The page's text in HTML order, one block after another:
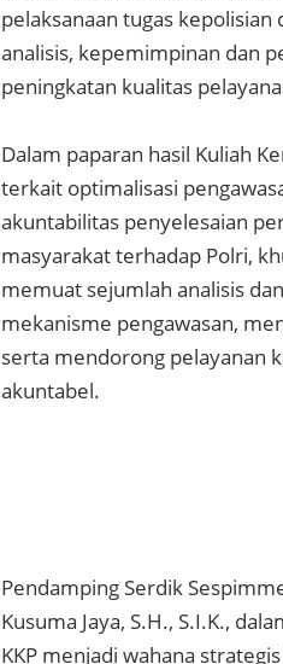
pelaksanaan tugas
analisis, kepemimpinan dan
peningkatan kualitas
Dalam paparan hasil Kuliah
terkait optimalisasi
akuntabilitas penyelesaian
masyarakat terhadap Polri,
memuat sejumlah analisis
mekanisme pengawasan,
serta mendorong pelayanan
akuntabel.
Pendamping Serdik
Kusuma Jaya, S.H., S.I.K.,
KKP menjadi wahana